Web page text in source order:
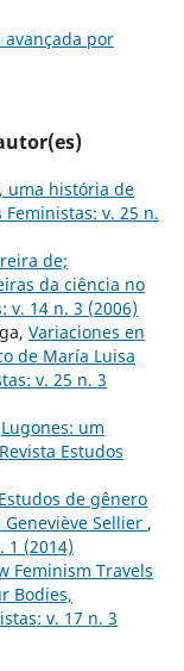
por
uma história de
Feministas: v. 25 n.
de;
da ciência no
v. 14 n. 3 (2006)
Variaciones en
de María Luisa
v. 25 n. 3
Lugones: um
Revista Estudos
Estudos de gênero
Sellier ,
1 (2014)
Feminism Travels
Bodies,
v. 17 n. 3